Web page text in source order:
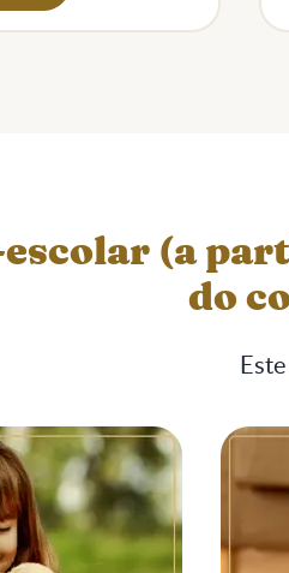
escolar (a
do